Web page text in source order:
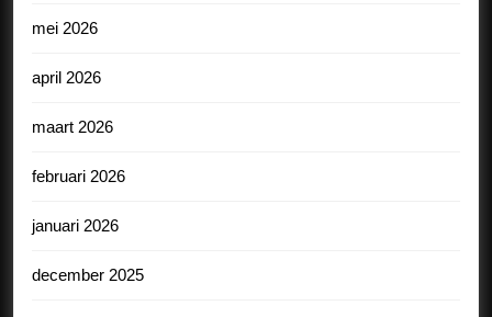
mei 2026
april 2026
maart 2026
februari 2026
januari 2026
december 2025